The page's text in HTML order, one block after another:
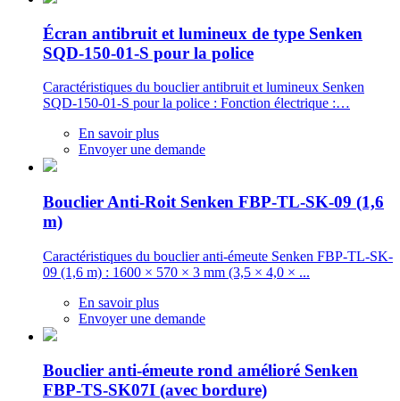
Écran antibruit et lumineux de type Senken
SQD-150-01-S pour la police
Caractéristiques du bouclier antibruit et lumineux Senken
SQD-150-01-S pour la police : Fonction électrique :…
En savoir plus
Envoyer une demande
Bouclier Anti-Roit Senken FBP-TL-SK-09 (1,6
m)
Caractéristiques du bouclier anti-émeute Senken FBP-TL-SK-
09 (1,6 m) : 1600 × 570 × 3 mm (3,5 × 4,0 × ...
En savoir plus
Envoyer une demande
Bouclier anti-émeute rond amélioré Senken
FBP-TS-SK07I (avec bordure)